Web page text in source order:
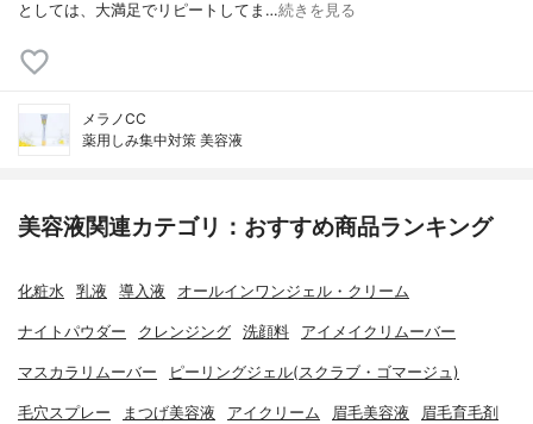
としては、大満足でリピートしてま…続きを見る
メラノCC
薬用しみ集中対策 美容液
美容液関連カテゴリ：おすすめ商品ランキング
化粧水 乳液 導入液 オールインワンジェル・クリーム
ナイトパウダー クレンジング 洗顔料 アイメイクリムーバー
マスカラリムーバー ピーリングジェル(スクラブ・ゴマージュ)
毛穴スプレー まつげ美容液 アイクリーム 眉毛美容液 眉毛育毛剤